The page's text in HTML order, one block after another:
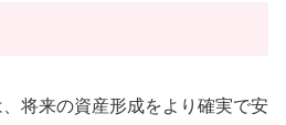
将来の資産形成をより確実で安